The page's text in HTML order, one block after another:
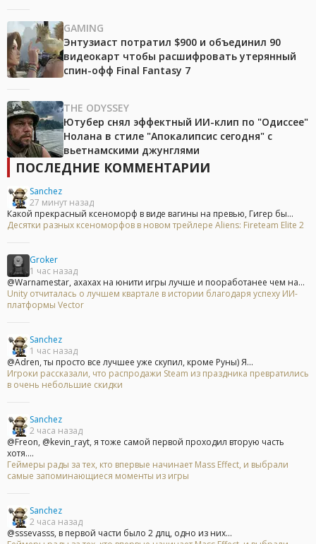
GAMING
Энтузиаст потратил $900 и объединил 90
видеокарт чтобы расшифровать утерянный
спин-офф Final Fantasy 7
THE ODYSSEY
Ютубер снял эффектный ИИ-клип по "Одиссее"
Нолана в стиле "Апокалипсис сегодня" с
вьетнамскими джунглями
ПОСЛЕДНИЕ КОММЕНТАРИИ
Sanchez
27 минут назад
Какой прекрасный ксеноморф в виде вагины на превью, Гигер бы...
Десятки разных ксеноморфов в новом трейлере Aliens: Fireteam Elite 2
Groker
1 час назад
@Warnamestar, ахахах на юнити игры лучше и пооработанее чем на...
Unity отчиталась о лучшем квартале в истории благодаря успеху ИИ-
платформы Vector
Sanchez
1 час назад
@Adren, ты просто все лучшее уже скупил, кроме Руны) Я...
Игроки рассказали, что распродажи Steam из праздника превратились
в очень небольшие скидки
Sanchez
2 часа назад
@Freon, @kevin_rayt, я тоже самой первой проходил вторую часть
хотя....
Геймеры рады за тех, кто впервые начинает Mass Effect, и выбрали
самые запоминающиеся моменты из игры
Sanchez
2 часа назад
@sssevasss, в первой части было 2 длц, одно из них...